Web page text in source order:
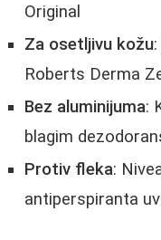
Original
Za osetljivu kožu
Roberts Derma
Bez aluminijuma:
blagim
Protiv fleka:
antiperspiranta